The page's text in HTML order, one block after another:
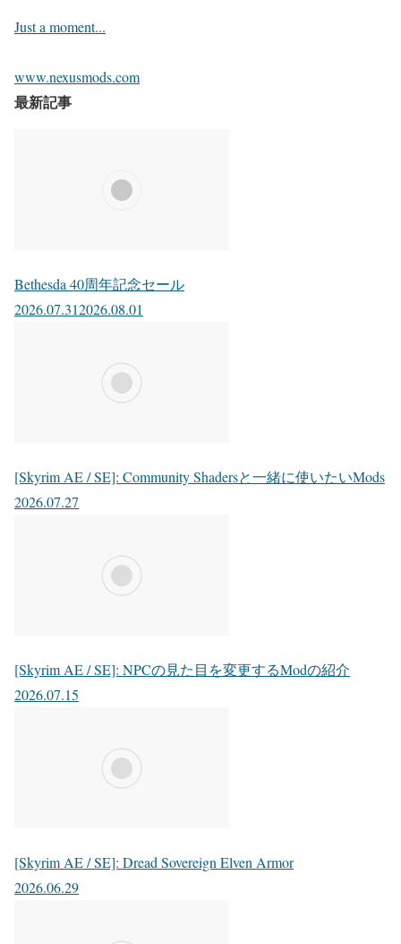
Just a moment...
www.nexusmods.com
最新記事
Bethesda 40周年記念セール
2026.07.312026.08.01
[Skyrim AE / SE]: Community Shadersと一緒に使いたいMods
2026.07.27
[Skyrim AE / SE]: NPCの見た目を変更するModの紹介
2026.07.15
[Skyrim AE / SE]: Dread Sovereign Elven Armor
2026.06.29